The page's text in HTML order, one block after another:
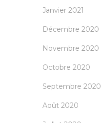
Janvier 2021
Décembre 2020
Novembre 2020
Octobre 2020
Septembre 2020
Août 2020